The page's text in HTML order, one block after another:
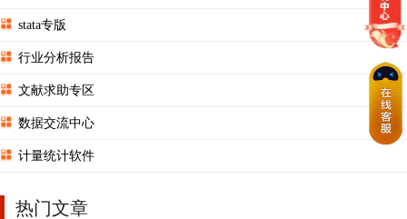
stata专版
行业分析报告
文献求助专区
数据交流中心
计量统计软件
热门文章